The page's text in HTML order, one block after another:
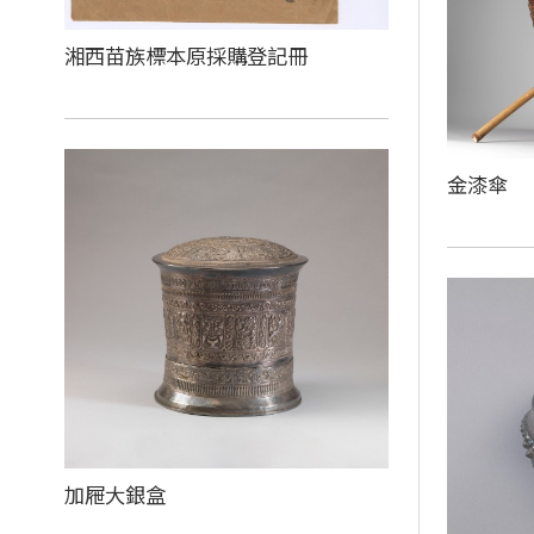
湘西苗族標本原採購登記冊
金漆傘
加屜大銀盒